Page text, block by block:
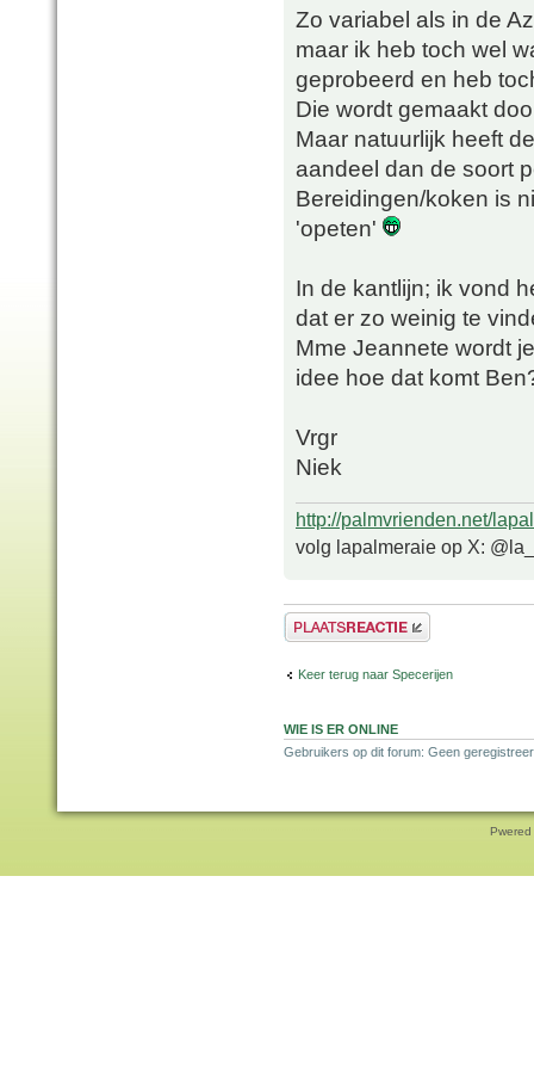
Zo variabel als in de
maar ik heb toch wel
geprobeerd en heb
Die wordt gemaakt
Maar natuurlijk heeft
aandeel dan de soort
Bereidingen/koken is
'opeten'
In de kantlijn; ik vond
dat er zo weinig te
Mme Jeannete wordt
idee hoe dat komt
Vrgr
Niek
http://palmvrienden.net/
volg lapalmeraie op X:
Plaats een reactie
Keer terug naar Specerijen
WIE IS ER ONLINE
Gebruikers op dit forum: Geen